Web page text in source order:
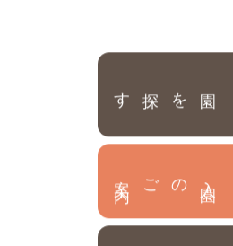
園を探す